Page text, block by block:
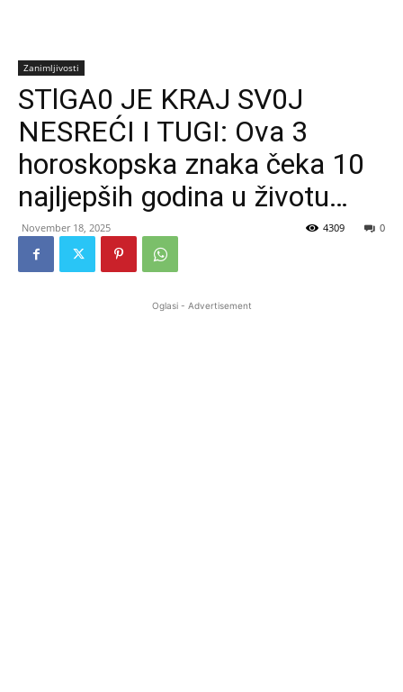
Zanimljivosti
STlGA0 JE KRAJ SV0J
NESREĆI I TUGI: Ova 3
horoskopska znaka čeka 10
najljepših godina u životu…
November 18, 2025 0
4309
Oglasi - Advertisement